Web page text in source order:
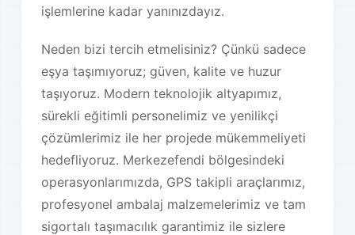
işlemlerine kadar yanınızdayız.
Neden bizi tercih etmelisiniz? Çünkü sadece
eşya taşımıyoruz; güven, kalite ve huzur
taşıyoruz. Modern teknolojik altyapımız,
sürekli eğitimli personelimiz ve yenilikçi
çözümlerimiz ile her projede mükemmeliyeti
hedefliyoruz. Merkezefendi bölgesindeki
operasyonlarımızda, GPS takipli araçlarımız,
profesyonel ambalaj malzemelerimiz ve tam
sigortalı taşımacılık garantimiz ile sizlere